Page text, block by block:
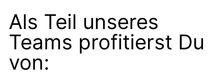
Als Teil unseres
Teams profitierst Du
von:​